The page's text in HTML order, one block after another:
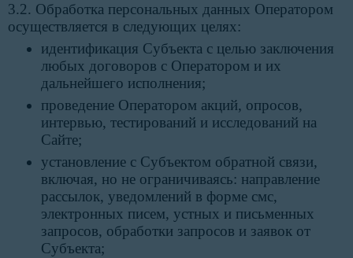
3.2. Обработка персональных данных Оператором
осуществляется в следующих целях:
идентификация Субъекта с целью заключения
любых договоров с Оператором и их
дальнейшего исполнения;
проведение Оператором акций, опросов,
интервью, тестирований и исследований на
Сайте;
установление с Субъектом обратной связи,
включая, но не ограничиваясь: направление
рассылок, уведомлений в форме смс,
электронных писем, устных и письменных
запросов, обработки запросов и заявок от
Субъекта;